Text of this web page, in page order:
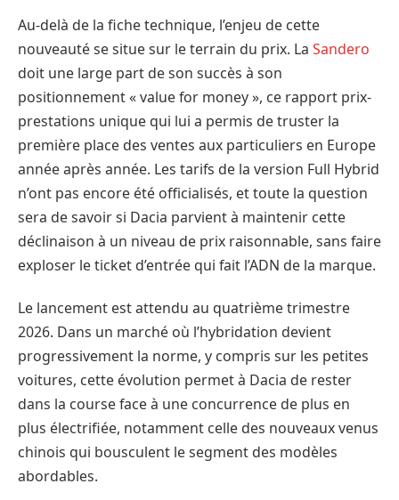
Au-delà de la fiche technique, l’enjeu de cette
nouveauté se situe sur le terrain du prix. La Sandero
doit une large part de son succès à son
positionnement « value for money », ce rapport prix-
prestations unique qui lui a permis de truster la
première place des ventes aux particuliers en Europe
année après année. Les tarifs de la version Full Hybrid
n’ont pas encore été officialisés, et toute la question
sera de savoir si Dacia parvient à maintenir cette
déclinaison à un niveau de prix raisonnable, sans faire
exploser le ticket d’entrée qui fait l’ADN de la marque.
Le lancement est attendu au quatrième trimestre
2026. Dans un marché où l’hybridation devient
progressivement la norme, y compris sur les petites
voitures, cette évolution permet à Dacia de rester
dans la course face à une concurrence de plus en
plus électrifiée, notamment celle des nouveaux venus
chinois qui bousculent le segment des modèles
abordables.